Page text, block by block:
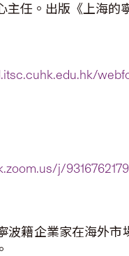
主任。出版《上海的
j/
波籍企業家在海外